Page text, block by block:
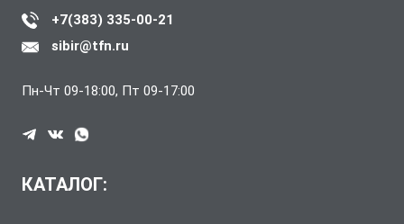
+7(383) 335-00-21
sibir@tfn.ru
Пн-Чт 09-18:00, Пт 09-17:00
КАТАЛОГ: